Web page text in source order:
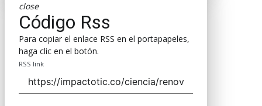
close
Código Rss
Para copiar el enlace RSS en el portapapeles,
haga clic en el botón.
RSS link